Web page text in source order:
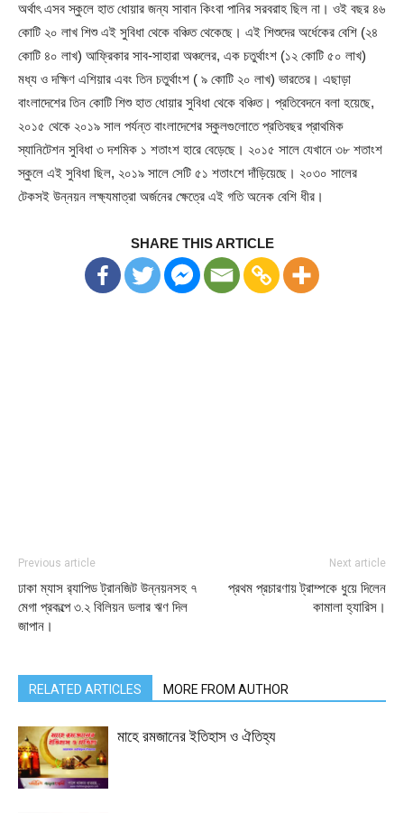
অর্থাৎ এসব স্কুলে হাত ধোয়ার জন্য সাবান কিংবা পানির সরবরাহ ছিল না। ওই বছর ৪৬
কোটি ২০ লাখ শিশু এই সুবিধা থেকে বঞ্চিত থেকেছে। এই শিশুদের অর্ধেকের বেশি (২৪
কোটি ৪০ লাখ) আফ্রিকার সাব-সাহারা অঞ্চলের, এক চতুর্থাংশ (১২ কোটি ৫০ লাখ)
মধ্য ও দক্ষিণ এশিয়ার এবং তিন চতুর্থাংশ ( ৯ কোটি ২০ লাখ) ভারতের। এছাড়া
বাংলাদেশের তিন কোটি শিশু হাত ধোয়ার সুবিধা থেকে বঞ্চিত। প্রতিবেদনে বলা হয়েছে,
২০১৫ থেকে ২০১৯ সাল পর্যন্ত বাংলাদেশের স্কুলগুলোতে প্রতিবছর প্রাথমিক
স্যানিটেশন সুবিধা ৩ দশমিক ১ শতাংশ হারে বেড়েছে। ২০১৫ সালে যেখানে ৩৮ শতাংশ
স্কুলে এই সুবিধা ছিল, ২০১৯ সালে সেটি ৫১ শতাংশে দাঁড়িয়েছে। ২০৩০ সালের
টেকসই উন্নয়ন লক্ষ্যমাত্রা অর্জনের ক্ষেত্রে এই গতি অনেক বেশি ধীর।
SHARE THIS ARTICLE
Previous article
ঢাকা ম্যাস র‌্যাপিড ট্রানজিট উন্নয়নসহ ৭
মেগা প্রকল্পে ৩.২ বিলিয়ন ডলার ঋণ দিল
জাপান।
Next article
প্রথম প্রচারণায় ট্রাম্পকে ধুয়ে দিলেন
কামালা হ্যারিস।
RELATED ARTICLES MORE FROM AUTHOR
মাহে রমজানের ইতিহাস ও ঐতিহ্য